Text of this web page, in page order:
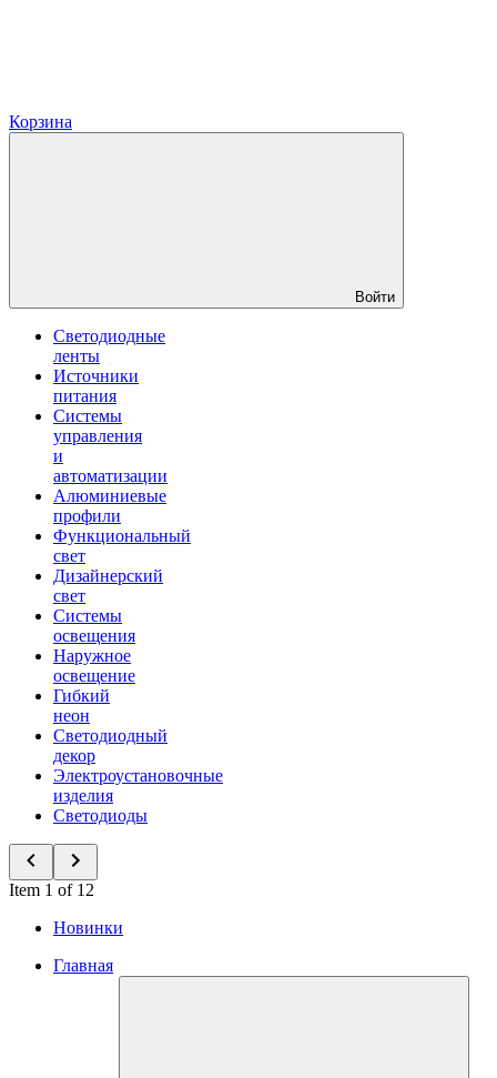
Корзина
Войти
Светодиодные
ленты
Источники
питания
Системы
управления
и
автоматизации
Алюминиевые
профили
Функциональный
свет
Дизайнерский
свет
Системы
освещения
Наружное
освещение
Гибкий
неон
Светодиодный
декор
Электроустановочные
изделия
Светодиоды
Item 1 of 12
Новинки
Главная